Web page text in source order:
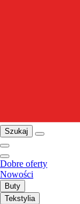
Szukaj
Dobre oferty
Nowości
Buty
Tekstylia